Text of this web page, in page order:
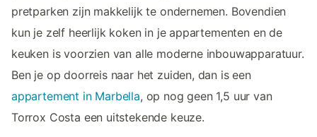
pretparken zijn makkelijk te ondernemen. Bovendien
kun je zelf heerlijk koken in je appartementen en de
keuken is voorzien van alle moderne inbouwapparatuur.
Ben je op doorreis naar het zuiden, dan is een
appartement in Marbella, op nog geen 1,5 uur van
Torrox Costa een uitstekende keuze.